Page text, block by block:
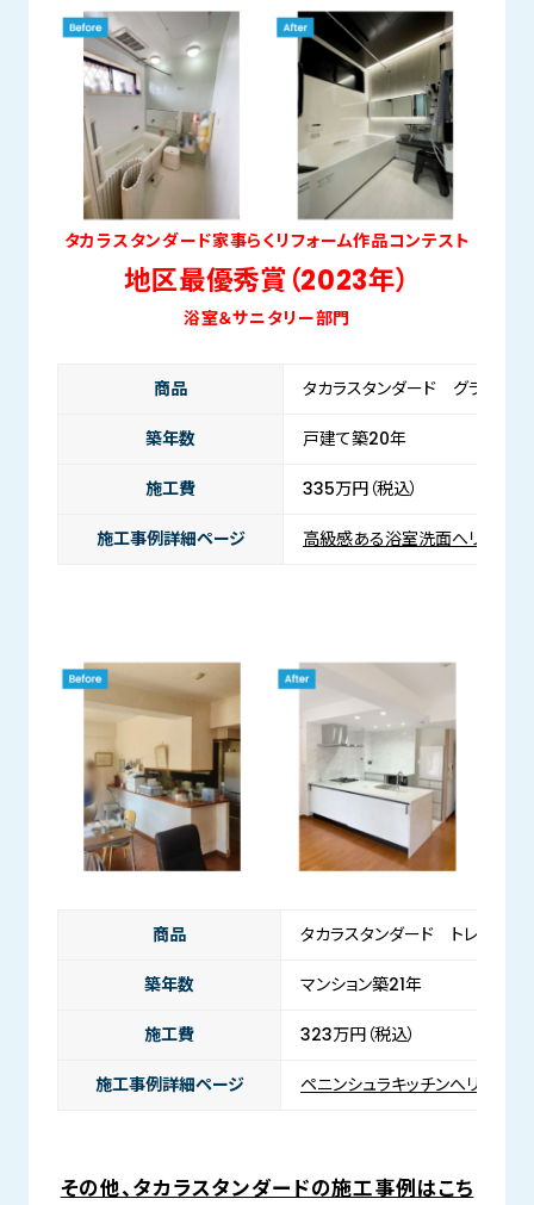
タカラスタンダード家事らくリフォーム作品コンテスト
地区最優秀賞（2023年）
浴室＆サニタリー部門
商品 タカラスタンダード グラン
築年数 戸建て築20年
施工費 335万円（税込）
施工事例詳細ページ 高級感ある浴室洗面へリフォー
商品 タカラスタンダード トレーシア
築年数 マンション築21年
施工費 323万円（税込）
施工事例詳細ページ ペニンシュラキッチンへリノベ
その他、タカラスタンダードの施工事例はこち